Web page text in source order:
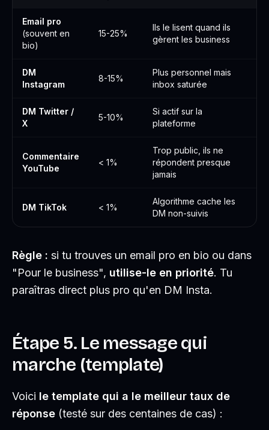
Email pro
(souvent en
bio)
15-25%
Ils le lisent quand ils
gèrent les business
DM
Instagram
8-15%
Plus personnel mais
inbox saturée
DM Twitter /
X
5-10%
Si actif sur la
plateforme
Commentaire
YouTube
< 1%
Trop public, ils ne
répondent presque
jamais
DM TikTok < 1%
Algorithme cache les
DM non-suivis
Règle : si tu trouves un email pro en bio ou dans
"Pour le business", utilise-le en priorité. Tu
paraîtras direct plus pro qu'en DM Insta.
Étape 5. Le message qui
marche (template)
Voici le template qui a le meilleur taux de
réponse (testé sur des centaines de cas) :